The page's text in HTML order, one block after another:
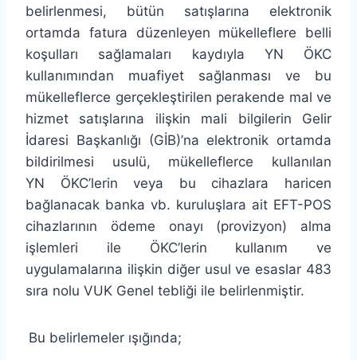
belirlenmesi, bütün satışlarına elektronik
ortamda fatura düzenleyen mükelleflere belli
koşulları sağlamaları kaydıyla YN ÖKC
kullanımından muafiyet sağlanması ve bu
mükelleflerce gerçekleştirilen perakende mal ve
hizmet satışlarına ilişkin mali bilgilerin Gelir
İdaresi Başkanlığı (GİB)’na elektronik ortamda
bildirilmesi usulü, mükelleflerce kullanılan
YN ÖKC’lerin veya bu cihazlara haricen
bağlanacak banka vb. kuruluşlara ait EFT-POS
cihazlarının ödeme onayı (provizyon) alma
işlemleri ile ÖKC’lerin kullanım ve
uygulamalarına ilişkin diğer usul ve esaslar 483
sıra nolu VUK Genel tebliği ile belirlenmiştir.
Bu belirlemeler ışığında;